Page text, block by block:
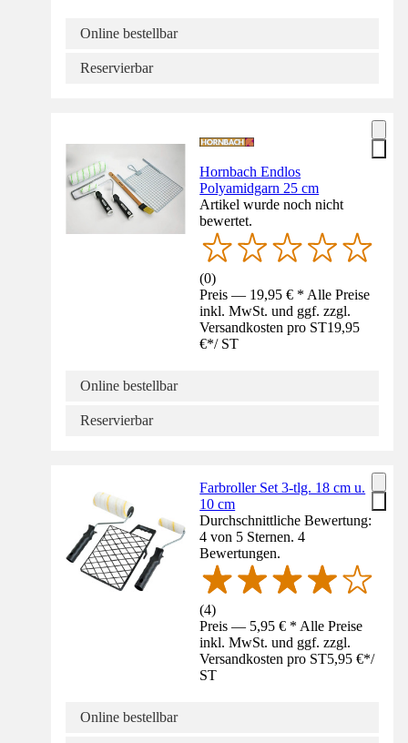
Online bestellbar
Reservierbar
Hornbach Endlos
Polyamidgarn 25 cm
Artikel wurde noch nicht
bewertet.
(0)
Preis — 19,95 € * Alle Preise
inkl. MwSt. und ggf. zzgl.
Versandkosten pro ST19,95
€*/ ST
Online bestellbar
Reservierbar
Farbroller Set 3-tlg. 18 cm u.
10 cm
Durchschnittliche Bewertung:
4 von 5 Sternen. 4
Bewertungen.
(4)
Preis — 5,95 € * Alle Preise
inkl. MwSt. und ggf. zzgl.
Versandkosten pro ST5,95 €*/
ST
Online bestellbar